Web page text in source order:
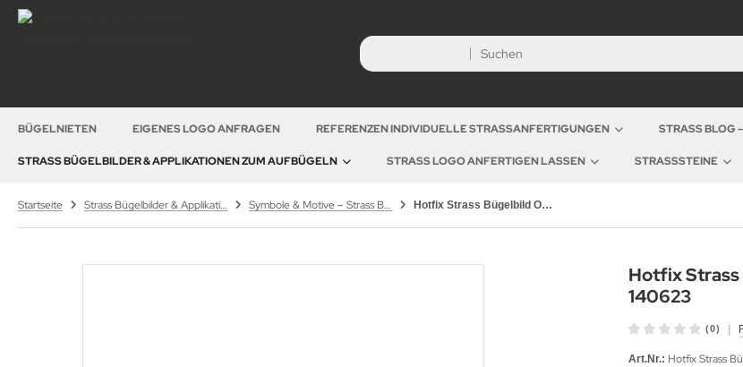
BÜGELNIETEN EIGENES LOGO ANFRAGEN REFERENZEN INDIVIDUELLE STRASSANFERTIGUNGEN STRASS BLOG
STRASS BÜGELBILDER & APPLIKATIONEN ZUM AUFBÜGELN STRASS LOGO ANFERTIGEN LASSEN STRASSSTEINE
Startseite Strass Bügelbilder & Applikationen zum Aufbügeln Symbole & Motive – Strass Bügelbilder Hotfix Strass Bügelbild OM Yoga Schriftzeichen Farbwahl 140623
Hotfix
140623
(0) |
Art.Nr.: Hotfix Strass